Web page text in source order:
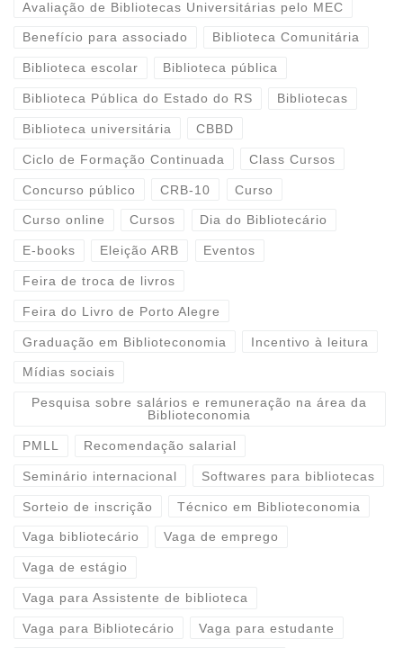
Avaliação de Bibliotecas Universitárias pelo MEC
Benefício para associado Biblioteca Comunitária
Biblioteca escolar Biblioteca pública
Biblioteca Pública do Estado do RS Bibliotecas
Biblioteca universitária CBBD
Ciclo de Formação Continuada Class Cursos
Concurso público CRB-10 Curso
Curso online Cursos Dia do Bibliotecário
E-books Eleição ARB Eventos
Feira de troca de livros
Feira do Livro de Porto Alegre
Graduação em Biblioteconomia Incentivo à leitura
Mídias sociais
Pesquisa sobre salários e remuneração na área da
Biblioteconomia
PMLL Recomendação salarial
Seminário internacional Softwares para bibliotecas
Sorteio de inscrição Técnico em Biblioteconomia
Vaga bibliotecário Vaga de emprego
Vaga de estágio
Vaga para Assistente de biblioteca
Vaga para Bibliotecário Vaga para estudante